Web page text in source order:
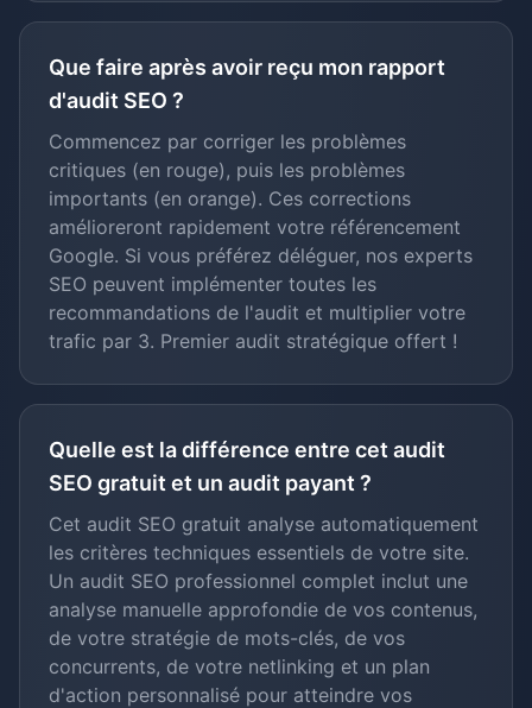
Que faire après avoir reçu mon rapport
d'audit SEO ?
Commencez par corriger les problèmes
critiques (en rouge), puis les problèmes
importants (en orange). Ces corrections
amélioreront rapidement votre référencement
Google. Si vous préférez déléguer, nos experts
SEO peuvent implémenter toutes les
recommandations de l'audit et multiplier votre
trafic par 3. Premier audit stratégique offert !
Quelle est la différence entre cet audit
SEO gratuit et un audit payant ?
Cet audit SEO gratuit analyse automatiquement
les critères techniques essentiels de votre site.
Un audit SEO professionnel complet inclut une
analyse manuelle approfondie de vos contenus,
de votre stratégie de mots-clés, de vos
concurrents, de votre netlinking et un plan
d'action personnalisé pour atteindre vos